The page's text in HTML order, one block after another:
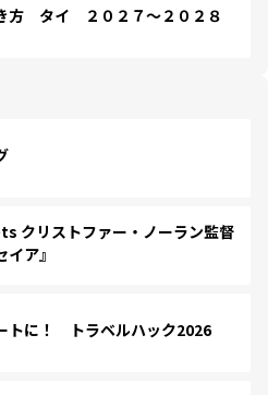
方 タイ ２０２７～２０２８
クリストファー・ノーラン監督
ア』
トに！ トラベルハック2026